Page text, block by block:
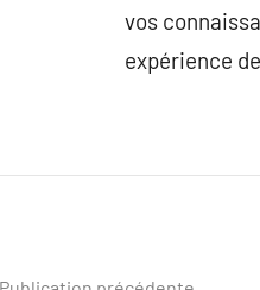
vos
expérience